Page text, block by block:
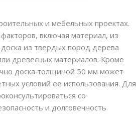
и мебельных проектах.
включая материал, из
из твердых пород дерева
древесных материалов. Кроме
доска толщиной 50 мм может
условий ее использования. Для
со
и долговечность